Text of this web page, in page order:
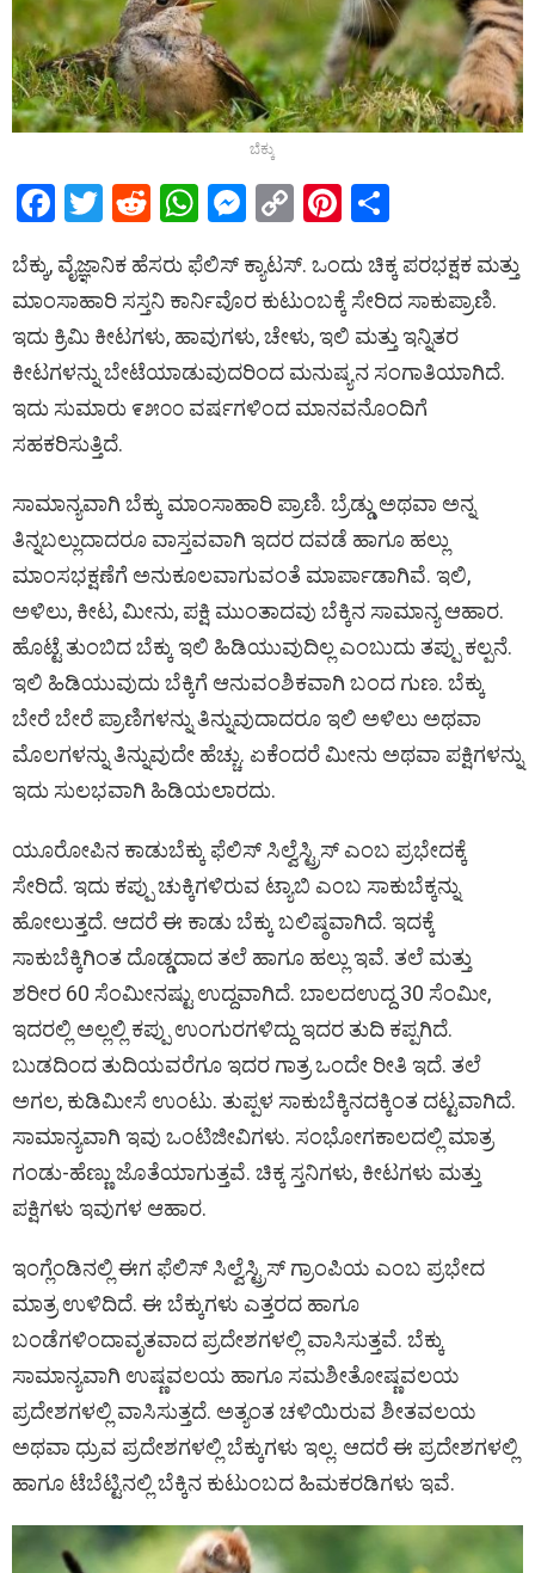
ಬೆಕ್ಕು
F
ce
b
o
o
k
T
tt
er
R
d
di
t
W
at
s
A
p
M
se
n
g
er
C
py
Li
n
k
Pi
er
es
t
ar
e
ಬೆಕ್ಕು, ವೈಜ್ಞಾನಿಕ ಹೆಸರು ಫೆಲಿಸ್ ಕ್ಯಾಟಸ್. ಒಂದು ಚಿಕ್ಕ ಪರಭಕ್ಷಕ ಮತ್ತು
ಮಾಂಸಾಹಾರಿ ಸಸ್ತನಿ ಕಾರ್ನಿವೊರ ಕುಟುಂಬಕ್ಕೆ ಸೇರಿದ ಸಾಕುಪ್ರಾಣಿ.
ಇದು ಕ್ರಿಮಿ ಕೀಟಗಳು, ಹಾವುಗಳು, ಚೇಳು, ಇಲಿ ಮತ್ತು ಇನ್ನಿತರ
ಕೀಟಗಳನ್ನು ಬೇಟೆಯಾಡುವುದರಿಂದ ಮನುಷ್ಯನ ಸಂಗಾತಿಯಾಗಿದೆ.
ಇದು ಸುಮಾರು ೯೫೦೦ ವರ್ಷಗಳಿಂದ ಮಾನವನೊಂದಿಗೆ
ಸಹಕರಿಸುತ್ತಿದೆ.
ಸಾಮಾನ್ಯವಾಗಿ ಬೆಕ್ಕು ಮಾಂಸಾಹಾರಿ ಪ್ರಾಣಿ. ಬ್ರೆಡ್ಡು ಅಥವಾ ಅನ್ನ
ತಿನ್ನಬಲ್ಲುದಾದರೂ ವಾಸ್ತವವಾಗಿ ಇದರ ದವಡೆ ಹಾಗೂ ಹಲ್ಲು
ಮಾಂಸಭಕ್ಷಣೆಗೆ ಅನುಕೂಲವಾಗುವಂತೆ ಮಾರ್ಪಾಡಾಗಿವೆ. ಇಲಿ,
ಅಳಿಲು, ಕೀಟ, ಮೀನು, ಪಕ್ಷಿ ಮುಂತಾದವು ಬೆಕ್ಕಿನ ಸಾಮಾನ್ಯ ಆಹಾರ.
ಹೊಟ್ಟೆ ತುಂಬಿದ ಬೆಕ್ಕು ಇಲಿ ಹಿಡಿಯುವುದಿಲ್ಲ ಎಂಬುದು ತಪ್ಪು ಕಲ್ಪನೆ.
ಇಲಿ ಹಿಡಿಯುವುದು ಬೆಕ್ಕಿಗೆ ಆನುವಂಶಿಕವಾಗಿ ಬಂದ ಗುಣ. ಬೆಕ್ಕು
ಬೇರೆ ಬೇರೆ ಪ್ರಾಣಿಗಳನ್ನು ತಿನ್ನುವುದಾದರೂ ಇಲಿ ಅಳಿಲು ಅಥವಾ
ಮೊಲಗಳನ್ನು ತಿನ್ನುವುದೇ ಹೆಚ್ಚು. ಏಕೆಂದರೆ ಮೀನು ಅಥವಾ ಪಕ್ಷಿಗಳನ್ನು
ಇದು ಸುಲಭವಾಗಿ ಹಿಡಿಯಲಾರದು.
ಯೂರೋಪಿನ ಕಾಡುಬೆಕ್ಕು ಫೆಲಿಸ್ ಸಿಲ್ವೆಸ್ಟ್ರಿಸ್ ಎಂಬ ಪ್ರಭೇದಕ್ಕೆ
ಸೇರಿದೆ. ಇದು ಕಪ್ಪು ಚುಕ್ಕಿಗಳಿರುವ ಟ್ಯಾಬಿ ಎಂಬ ಸಾಕುಬೆಕ್ಕನ್ನು
ಹೋಲುತ್ತದೆ. ಆದರೆ ಈ ಕಾಡು ಬೆಕ್ಕು ಬಲಿಷ್ಠವಾಗಿದೆ. ಇದಕ್ಕೆ
ಸಾಕುಬೆಕ್ಕಿಗಿಂತ ದೊಡ್ಡದಾದ ತಲೆ ಹಾಗೂ ಹಲ್ಲು ಇವೆ. ತಲೆ ಮತ್ತು
ಶರೀರ 60 ಸೆಂಮೀನಷ್ಟು ಉದ್ದವಾಗಿದೆ. ಬಾಲದಉದ್ದ 30 ಸೆಂಮೀ,
ಇದರಲ್ಲಿ ಅಲ್ಲಲ್ಲಿ ಕಪ್ಪು ಉಂಗುರಗಳಿದ್ದು ಇದರ ತುದಿ ಕಪ್ಪಗಿದೆ.
ಬುಡದಿಂದ ತುದಿಯವರೆಗೂ ಇದರ ಗಾತ್ರ ಒಂದೇ ರೀತಿ ಇದೆ. ತಲೆ
ಅಗಲ, ಕುಡಿಮೀಸೆ ಉಂಟು. ತುಪ್ಪಳ ಸಾಕುಬೆಕ್ಕಿನದಕ್ಕಿಂತ ದಟ್ಟವಾಗಿದೆ.
ಸಾಮಾನ್ಯವಾಗಿ ಇವು ಒಂಟಿಜೀವಿಗಳು. ಸಂಭೋಗಕಾಲದಲ್ಲಿ ಮಾತ್ರ
ಗಂಡು-ಹೆಣ್ಣು ಜೊತೆಯಾಗುತ್ತವೆ. ಚಿಕ್ಕ ಸ್ತನಿಗಳು, ಕೀಟಗಳು ಮತ್ತು
ಪಕ್ಷಿಗಳು ಇವುಗಳ ಆಹಾರ.
ಇಂಗ್ಲೆಂಡಿನಲ್ಲಿ ಈಗ ಫೆಲಿಸ್ ಸಿಲ್ವೆಸ್ಟ್ರಿಸ್ ಗ್ರಾಂಪಿಯ ಎಂಬ ಪ್ರಭೇದ
ಮಾತ್ರ ಉಳಿದಿದೆ. ಈ ಬೆಕ್ಕುಗಳು ಎತ್ತರದ ಹಾಗೂ
ಬಂಡೆಗಳಿಂದಾವೃತವಾದ ಪ್ರದೇಶಗಳಲ್ಲಿ ವಾಸಿಸುತ್ತವೆ. ಬೆಕ್ಕು
ಸಾಮಾನ್ಯವಾಗಿ ಉಷ್ಣವಲಯ ಹಾಗೂ ಸಮಶೀತೋಷ್ಣವಲಯ
ಪ್ರದೇಶಗಳಲ್ಲಿ ವಾಸಿಸುತ್ತದೆ. ಅತ್ಯಂತ ಚಳಿಯಿರುವ ಶೀತವಲಯ
ಅಥವಾ ಧ್ರುವ ಪ್ರದೇಶಗಳಲ್ಲಿ ಬೆಕ್ಕುಗಳು ಇಲ್ಲ. ಆದರೆ ಈ ಪ್ರದೇಶಗಳಲ್ಲಿ
ಹಾಗೂ ಟೆಬೆಟ್ಟಿನಲ್ಲಿ ಬೆಕ್ಕಿನ ಕುಟುಂಬದ ಹಿಮಕರಡಿಗಳು ಇವೆ.